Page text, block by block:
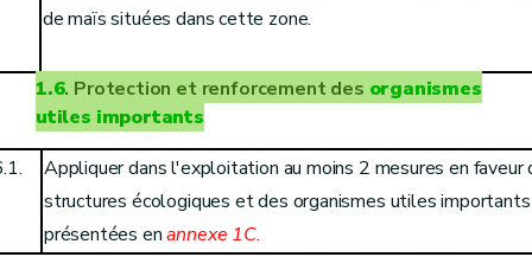
de maïs situées dans cette zone.
1.6. Protection et renforcement des organismes
utiles importants
Appliquer dans l'exploitation au moins 2 mesures en faveur
structures écologiques et des organismes utiles
présentées enannexe 1C.